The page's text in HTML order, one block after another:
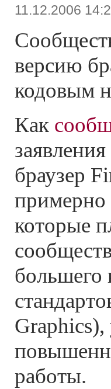
11.12.2006
версию
кодовым
Как
браузер
примерно
которые
большего
работы.